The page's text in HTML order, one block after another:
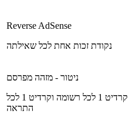
Reverse AdSense
נקודת זכות אחת לכל שאילתה
ניטור - מזהה מפרסם
קרדיט 1 לכל רשומה וקרדיט 1 לכל
התראה